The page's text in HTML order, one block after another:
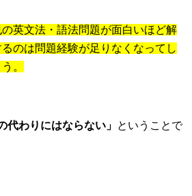
英文法・語法問題が面白いほど解
のは問題経験が足りなくなってし
。
代わりにはならない」 ということで